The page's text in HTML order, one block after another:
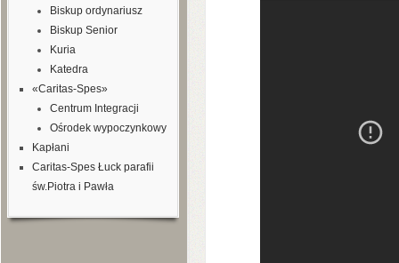
Biskup ordynariusz
Biskup Senior
Kuria
Katedra
«Caritas-Spes»
Centrum Integracji
Ośrodek wypoczynkowy
Kapłani
Caritas-Spes Łuck parafii
św.Piotra i Pawła